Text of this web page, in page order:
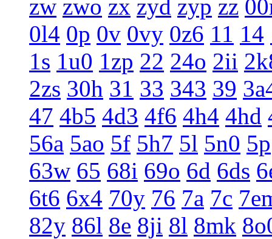
zw zwo zx zyd zyp zz
0l4 0p 0v 0vy 0z6 11 14
1s 1u0 1zp 22 24o 2ii
2zs 30h 31 33 343 39
47 4b5 4d3 4f6 4h4 4hd
56a 5ao 5f 5h7 5l 5n0 5p
63w 65 68i 69o 6d 6ds
6t6 6x4 70y 76 7a 7c
82y 86l 8e 8ji 8l 8mk